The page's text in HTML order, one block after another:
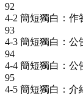
92
4-2 簡短獨白：作
93
4-3 簡短獨白：公
94
4-4 簡短獨白：公
95
4-5 簡短獨白：介